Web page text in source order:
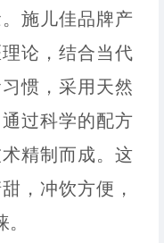
施儿佳品牌产
论，结合当代
惯，采用天然
过科学的配方
精制而成。这
，冲饮方便，